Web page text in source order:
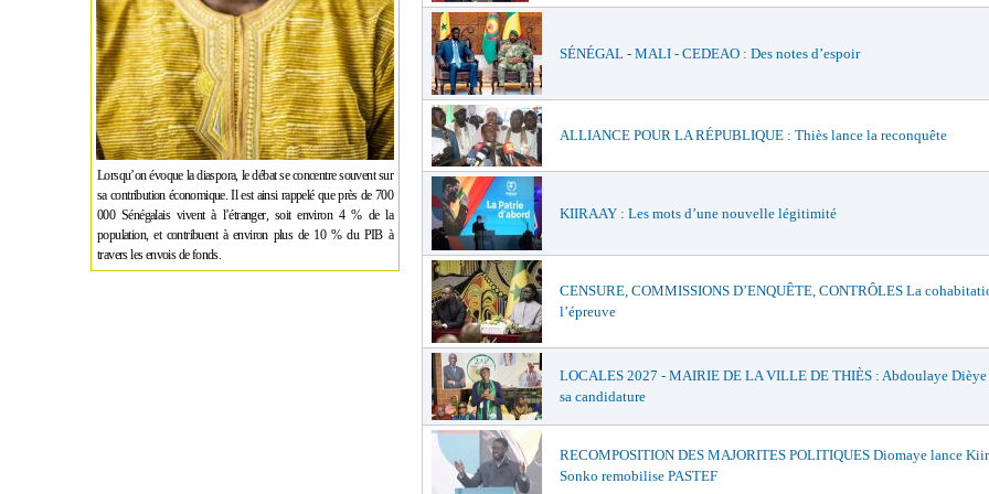
Lorsqu’on évoque la diaspora, le débat se concentre souvent sur
sa contribution économique. Il est ainsi rappelé que près de 700
000 Sénégalais vivent à l’étranger, soit environ 4 % de la
population, et contribuent à environ plus de 10 % du PIB à
travers les envois de fonds.
SÉNÉGAL - MALI - CEDEAO : Des notes d’espoir
ALLIANCE POUR LA RÉPUBLIQUE : Thiès lance la reconquête
KIIRAAY : Les mots d’une nouvelle légitimité
CENSURE, COMMISSIONS D’ENQUÊTE, CONTRÔLES La
l’épreuve
LOCALES 2027 - MAIRIE DE LA VILLE DE THIÈS : Abdoulaye
sa candidature
RECOMPOSITION DES MAJORITES POLITIQUES Diomaye lance
Sonko remobilise PASTEF